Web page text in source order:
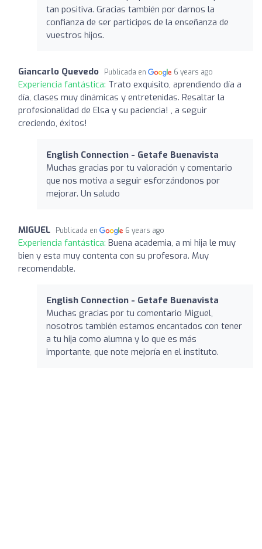
tan positiva. Gracias también por darnos la
confianza de ser participes de la enseñanza de
vuestros hijos.
Giancarlo Quevedo Publicada en 6 years ago
Experiencia fantástica: Trato exquisito, aprendiendo día a
día, clases muy dinámicas y entretenidas. Resaltar la
profesionalidad de Elsa y su paciencia! , a seguir
creciendo, éxitos!
English Connection - Getafe Buenavista
Muchas gracias por tu valoración y comentario
que nos motiva a seguir esforzándonos por
mejorar. Un saludo
MIGUEL Publicada en 6 years ago
Experiencia fantástica: Buena academia, a mi hija le muy
bien y esta muy contenta con su profesora. Muy
recomendable.
English Connection - Getafe Buenavista
Muchas gracias por tu comentario Miguel,
nosotros también estamos encantados con tener
a tu hija como alumna y lo que es más
importante, que note mejoría en el instituto.